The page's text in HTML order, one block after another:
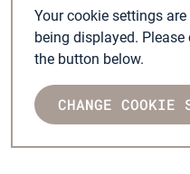
Your cookie settings
being displayed.
the button below.
CHANGE COOKIE